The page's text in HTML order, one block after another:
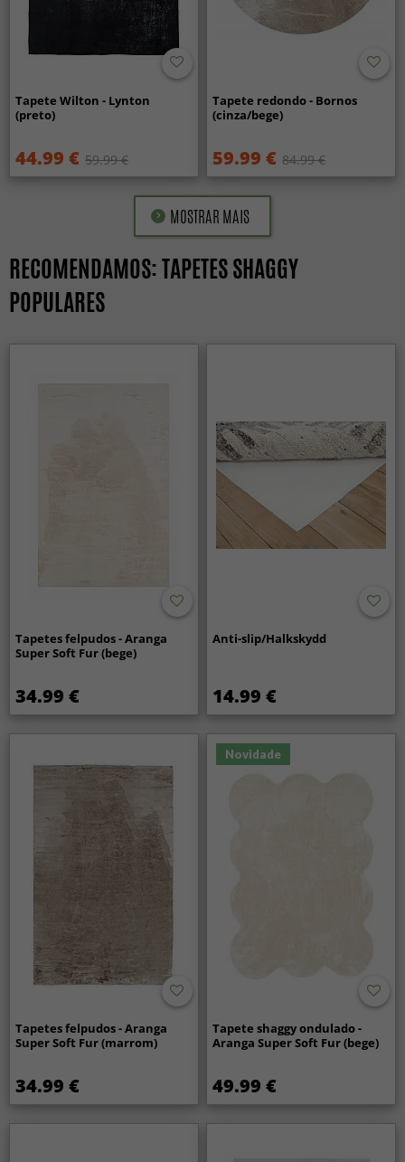
Tapete Wilton - Lynton
(preto)
44.99 € 59.99 €
Tapete redondo - Bornos
(cinza/bege)
59.99 € 84.99 €
MOSTRAR MAIS
RECOMENDAMOS: TAPETES SHAGGY
POPULARES
Tapetes felpudos - Aranga
Super Soft Fur (bege)
34.99 €
Anti-slip/Halkskydd
14.99 €
Tapetes felpudos - Aranga
Super Soft Fur (marrom)
34.99 €
Novidade
Tapete shaggy ondulado -
Aranga Super Soft Fur (bege)
49.99 €